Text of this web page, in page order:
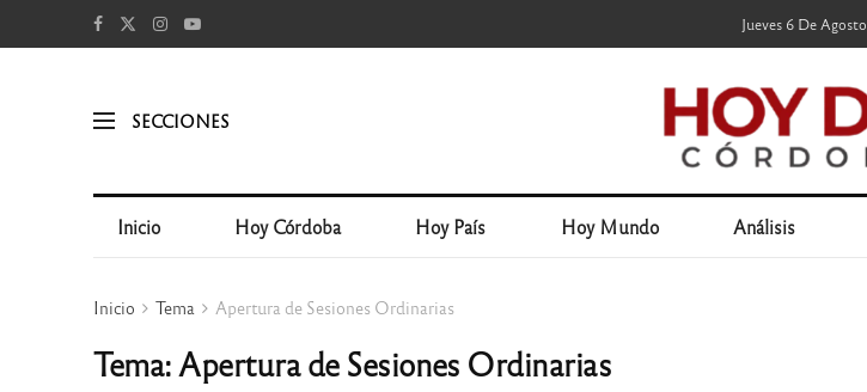
Jueves 6 De Agosto
SECCIONES
Inicio Hoy Córdoba Hoy País Hoy Mundo Análisis
Inicio Tema Apertura de Sesiones Ordinarias
Tema: Apertura de Sesiones Ordinarias